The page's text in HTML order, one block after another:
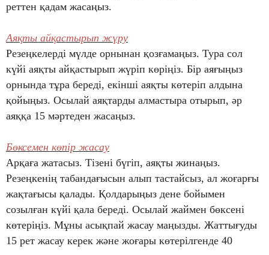
реттен қадам жасаңыз.
Аяқты айқастырып жүру
Резеңкелерді мүлде орнынан қозғамаңыз. Тура сол
күйі аяқты айқастырып жүріп көріңіз. Бір аяғыңыз
орнында тұра береді, екінші аяқты көтеріп алдына
қойыңыз. Осылай аяқтарды алмастыра отырып, әр
аяққа 15 мәртеден жасаңыз.
Бөксемен көпір жасау
Арқаға жатасыз. Тізені бүгіп, аяқты жинаңыз.
Резеңкенің табандағысын алып тастайсыз, ал жоғарғы
жақтағысы қалады. Қолдарыңыз дене бойымен
созылған күйі қала береді. Осылай жаймен бөксені
көтеріңіз. Мұны асықпай жасау маңызды. Жаттығуды
15 рет жасау керек және жоғары көтерілгенде 40